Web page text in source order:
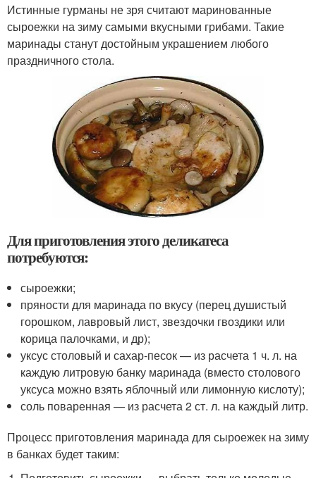
Истинные гурманы не зря считают маринованные
сыроежки на зиму самыми вкусными грибами. Такие
маринады станут достойным украшением любого
праздничного стола.
Для приготовления этого деликатеса
потребуются:
сыроежки;
пряности для маринада по вкусу (перец душистый
горошком, лавровый лист, звездочки гвоздики или
корица палочками, и др);
уксус столовый и сахар-песок — из расчета 1 ч. л. на
каждую литровую банку маринада (вместо столового
уксуса можно взять яблочный или лимонную кислоту);
соль поваренная — из расчета 2 ст. л. на каждый литр.
Процесс приготовления маринада для сыроежек на зиму
в банках будет таким: